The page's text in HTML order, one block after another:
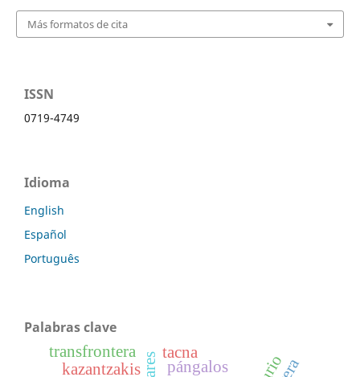
Más formatos de cita
ISSN
0719-4749
Idioma
English
Español
Português
Palabras clave
pángalos
kazantzakis
transfrontera tacna